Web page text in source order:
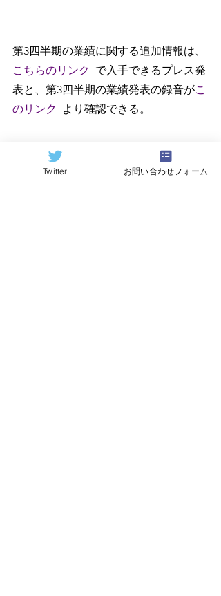
第3四半期の業績に関する追加情報は、
こちらのリンク で入手できるプレス発
表と、第3四半期の業績発表の録音がこ
のリンク
より確認できる。
Twitter お問い合わせフォーム